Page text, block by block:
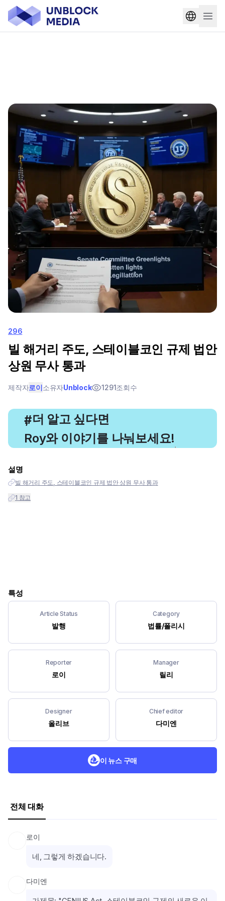
296
빌 해거리 주도, 스테이블코인 규제 법안
상원 무사 통과
제작자로이소유자Unblock 1291조회수
#
, 더 알고 싶다면
Roy와 이야기를 나눠보세요!
설명
빌 해거리 주도, 스테이블코인 규제 법안 상원 무사 통과
1 참고
특성
Article Status
발행
Category
법률/폴리시
Reporter
로이
Manager
릴리
Designer
올리브
Chief editor
다미엔
이 뉴스 구매
전체 대화
로이
네, 그렇게 하겠습니다.
다미엔